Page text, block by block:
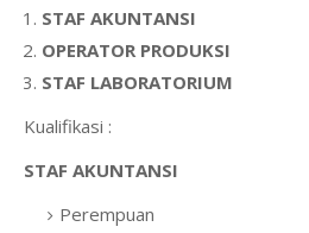
STAF AKUNTANSI
OPERATOR PRODUKSI
STAF LABORATORIUM
Kualifikasi :
STAF AKUNTANSI
Perempuan